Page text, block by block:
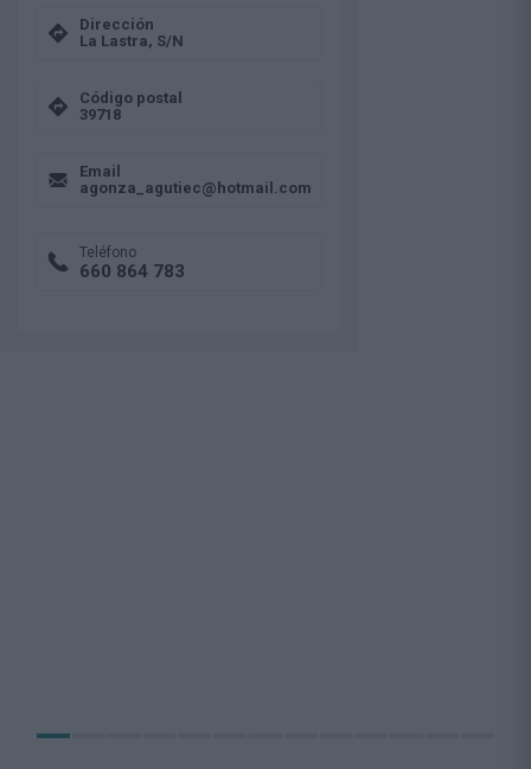
Dirección
La Lastra, S/N
Código postal
39718
Email
agonza_agutiec@hotmail.com
Teléfono
660 864 783